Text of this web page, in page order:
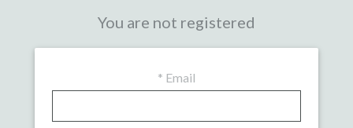
You are not registered
* Email